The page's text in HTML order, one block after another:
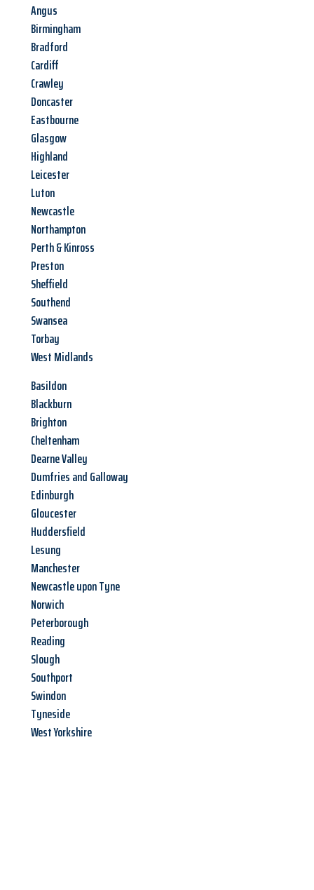
Angus
Birmingham
Bradford
Cardiff
Crawley
Doncaster
Eastbourne
Glasgow
Highland
Leicester
Luton
Newcastle
Northampton
Perth & Kinross
Preston
Sheffield
Southend
Swansea
Torbay
West Midlands
Basildon
Blackburn
Brighton
Cheltenham
Dearne Valley
Dumfries and Galloway
Edinburgh
Gloucester
Huddersfield
Lesung
Manchester
Newcastle upon Tyne
Norwich
Peterborough
Reading
Slough
Southport
Swindon
Tyneside
West Yorkshire